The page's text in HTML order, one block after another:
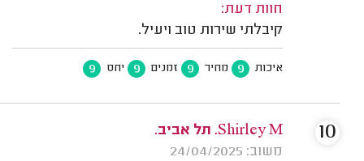
חוות דעת:
קיבלתי שירות טוב ויעיל.
איכות 9 מחיר 9 זמנים 9 יחס 9
Shirley M. תל אביב.
משוב: 24/04/2025
10